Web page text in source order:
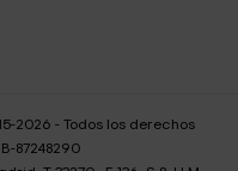
2026 - Todos los derechos
87248290